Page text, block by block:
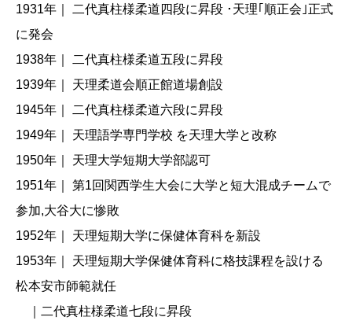
1931年｜ 二代真柱様柔道四段に昇段 ･天理｢順正会｣正式
に発会
1938年｜ 二代真柱様柔道五段に昇段
1939年｜ 天理柔道会順正館道場創設
1945年｜ 二代真柱様柔道六段に昇段
1949年｜ 天理語学専門学校 を天理大学と改称
1950年｜ 天理大学短期大学部認可
1951年｜ 第1回関西学生大会に大学と短大混成チームで
参加,大谷大に惨敗
1952年｜ 天理短期大学に保健体育科を新設
1953年｜ 天理短期大学保健体育科に格技課程を設ける
松本安市師範就任
｜二代真柱様柔道七段に昇段